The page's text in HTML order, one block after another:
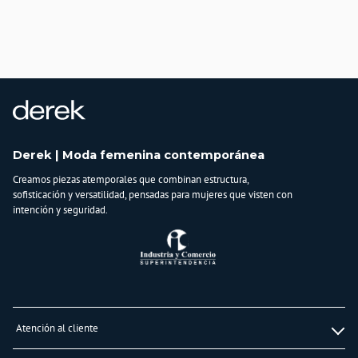
Lavar a mano, No usar blanqueadores, Lavar por separado, Planchar a
Composición:
5% ELASTANO FORRO:
95% POLIESTER
5% ELASTANO
Derek | Moda femenina contemporánea
Creamos piezas atemporales que combinan estructura,
sofisticación y versatilidad, pensadas para mujeres que visten con
intención y seguridad.
Atención al cliente